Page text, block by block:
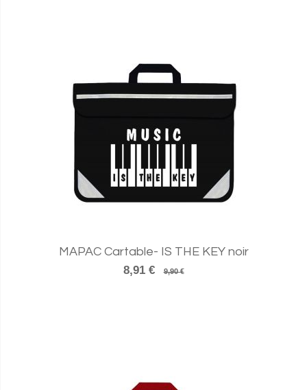
MAPAC Cartable- IS THE KEY noir
8,91 €
9,90 €